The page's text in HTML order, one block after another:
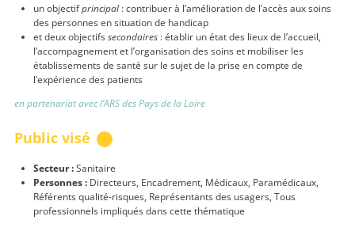
un objectifprincipal: contribuer à l’amélioration de l’accès aux soins
des personnes en situation de handicap
et deux objectifssecondaires : établir un état des lieux de l’accueil,
l’accompagnement et l’organisation des soins et mobiliser les
établissements de santé sur le sujet de la prise en compte de
l’expérience des patients
en partenariat avec l’ARS des Pays de la Loire
Public visé
Secteur :Sanitaire
Personnes : Directeurs, Encadrement, Médicaux, Paramédicaux,
Référents qualité-risques, Représentants des usagers, Tous
professionnels impliqués dans cette thématique